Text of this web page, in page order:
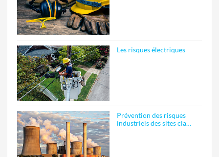
Les risques électriques
Prévention des risques
industriels des sites cla…